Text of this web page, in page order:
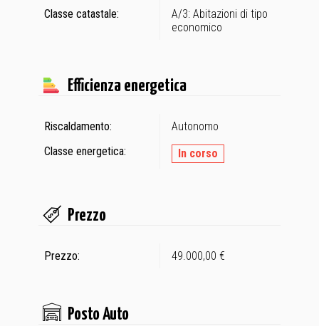
Classe catastale:
A/3: Abitazioni di tipo
economico
Efficienza energetica
Riscaldamento:
Autonomo
Classe energetica:
In corso
Prezzo
Prezzo: 49.000,00 €
Posto Auto